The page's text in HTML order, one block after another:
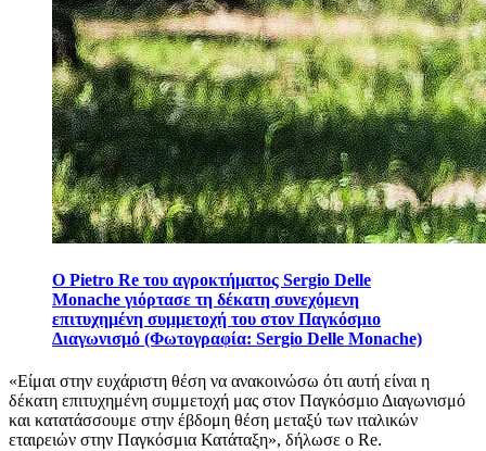
Ο Pietro Re του αγροκτήματος Sergio Delle
Monache γιόρτασε τη δέκατη συνεχόμενη
επιτυχημένη συμμετοχή του στον Παγκόσμιο
Διαγωνισμό (Φωτογραφία: Sergio Delle Monache)
«Είμαι στην ευχάριστη θέση να ανακοινώσω ότι αυτή είναι η
δέκατη επιτυχημένη συμμετοχή μας στον Παγκόσμιο Διαγωνισμό
και κατατάσσουμε στην έβδομη θέση μεταξύ των ιταλικών
εταιρειών στην Παγκόσμια Κατάταξη», δήλωσε ο Re.